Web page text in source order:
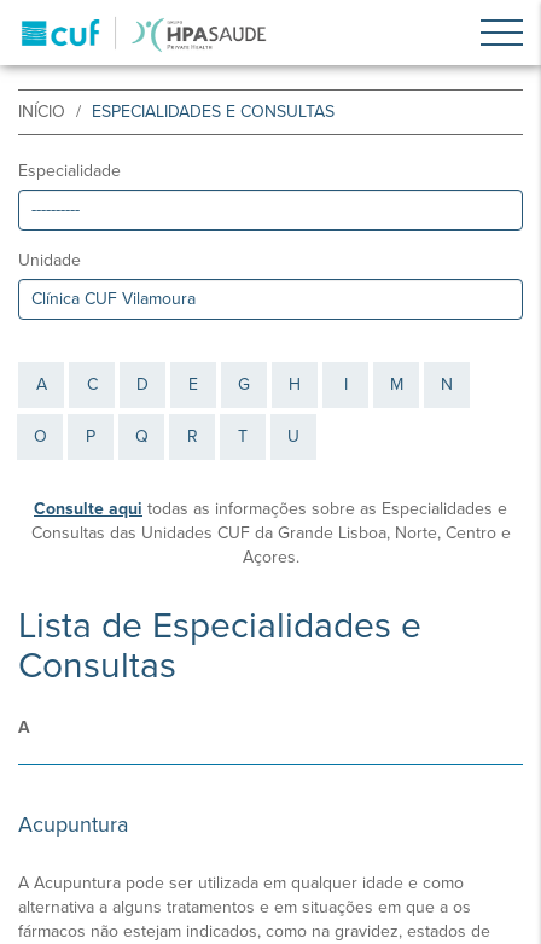
INÍCIO ESPECIALIDADES E CONSULTAS
Especialidade
Unidade
A C D E G H I M N
O P Q R T U
Consulte aqui todas as informações sobre as Especialidades e
Consultas das Unidades CUF da Grande Lisboa, Norte, Centro e
Açores.
Lista de Especialidades e
Consultas
A
Acupuntura
A Acupuntura pode ser utilizada em qualquer idade e como
alternativa a alguns tratamentos e em situações em que a os
fármacos não estejam indicados, como na gravidez, estados de